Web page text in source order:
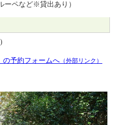
ーペなど※貸出あり）
の予約フォームへ （外部リンク）